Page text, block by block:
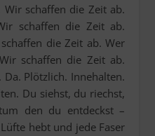
schaffen die Zeit ab.
schaffen die Zeit ab.
die Zeit ab. Wer
schaffen die Zeit ab.
Plötzlich. Innehalten.
Du siehst, du riechst,
den du entdeckst –
hebt und jede Faser